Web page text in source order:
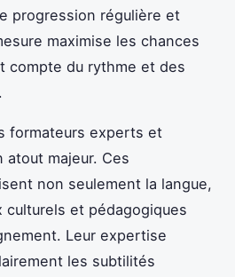
progression régulière et
maximise les chances
compte du rythme et des
formateurs experts et
majeur. Ces
non seulement la langue,
culturels et pédagogiques
Leur expertise
les subtilités